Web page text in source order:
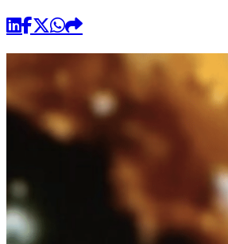
Universidad de Chile
Sustentabilidad